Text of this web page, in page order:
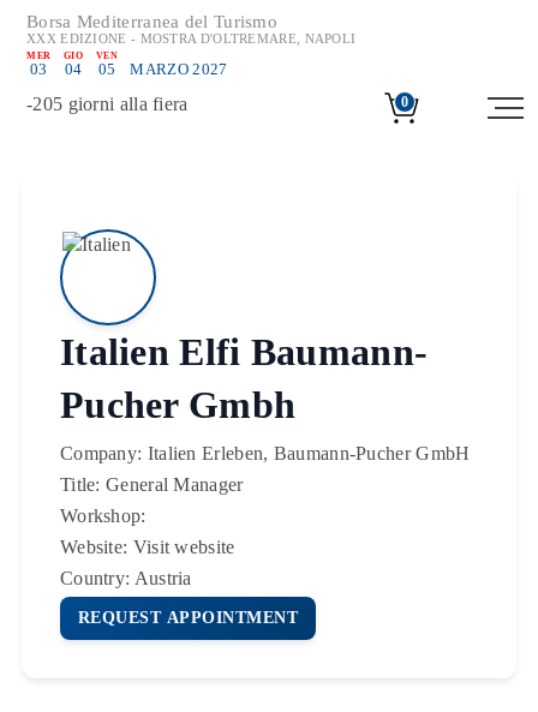
Borsa Mediterranea del Turismo
XXX EDIZIONE - MOSTRA D'OLTREMARE, NAPOLI
MER
03
GIO
04
VEN
05 MARZO 2027
-205 giorni alla fiera 0
Italien Elfi Baumann-
Pucher Gmbh
Company: Italien Erleben, Baumann-Pucher GmbH
Title: General Manager
Workshop:
Website: Visit website
Country: Austria
REQUEST APPOINTMENT